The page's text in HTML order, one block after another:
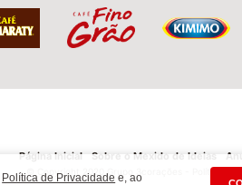
Política de Privacidade e, ao
Página Inicial Sobre o Mexido de Ideias
© Copyright 2020 Grupo 3corações - Política de